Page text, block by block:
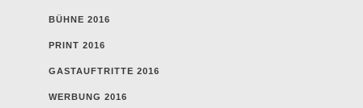
BÜHNE 2016
PRINT 2016
GASTAUFTRITTE 2016
WERBUNG 2016